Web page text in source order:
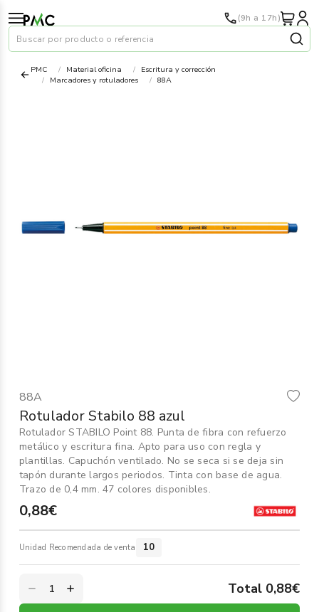
Audiovisuales ›
Servicios generales
Seguridad
Material Escolar ›
(9h a 17h)
Buscar por producto o referencia
PMC Material oficina
Escritura y corrección
Marcadores y rotuladores
88A
88A
Rotulador Stabilo 88 azul
Rotulador STABILO Point 88. Punta de fibra con refuerzo
metálico y escritura fina. Apto para uso con regla y
plantillas. Capuchón ventilado. No se seca si se deja sin
tapón durante largos periodos. Tinta con base de agua.
Trazo de 0,4 mm. 47 colores disponibles.
0,88€
Unidad Recomendada de venta 10
Total 0,88€